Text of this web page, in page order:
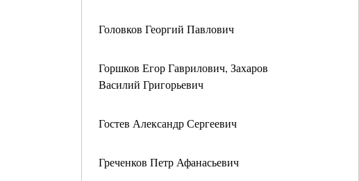
Головков Георгий Павлович
Горшков Егор Гаврилович, Захаров
Василий Григорьевич
Гостев Александр Сергеевич
Греченков Петр Афанасьевич